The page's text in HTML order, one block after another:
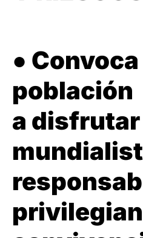
● Convoca
población
a